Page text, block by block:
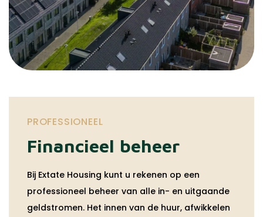
PROFESSIONEEL
Financieel beheer
Bij Extate Housing kunt u rekenen op een
professioneel beheer van alle in- en uitgaande
geldstromen. Het innen van de huur, afwikkelen